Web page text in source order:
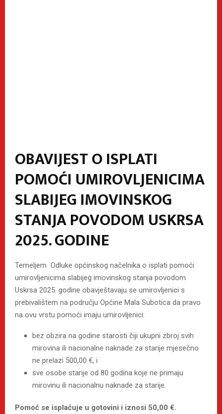
OBAVIJEST O ISPLATI
POMOĆI UMIROVLJENICIMA
SLABIJEG IMOVINSKOG
STANJA POVODOM USKRSA
2025. GODINE
Temeljem Odluke općinskog načelnika o isplati pomoći
umirovljenicima slabijeg imovinskog stanja povodom
Uskrsa 2025. godine obavještavaju se umirovljenici s
prebivalištem na području Općine Mala Subotica da pravo
na ovu vrstu pomoći imaju umirovljenici:
bez obzira na godine starosti čiji ukupni zbroj svih
mirovina ili nacionalne naknade za starije mjesečno
ne prelazi 500,00 €, i
sve osobe starije od 80 godina koje ne primaju
mirovinu ili nacionalnu naknade za starije.
Pomoć se isplaćuje u gotovini i iznosi 50,00 €.